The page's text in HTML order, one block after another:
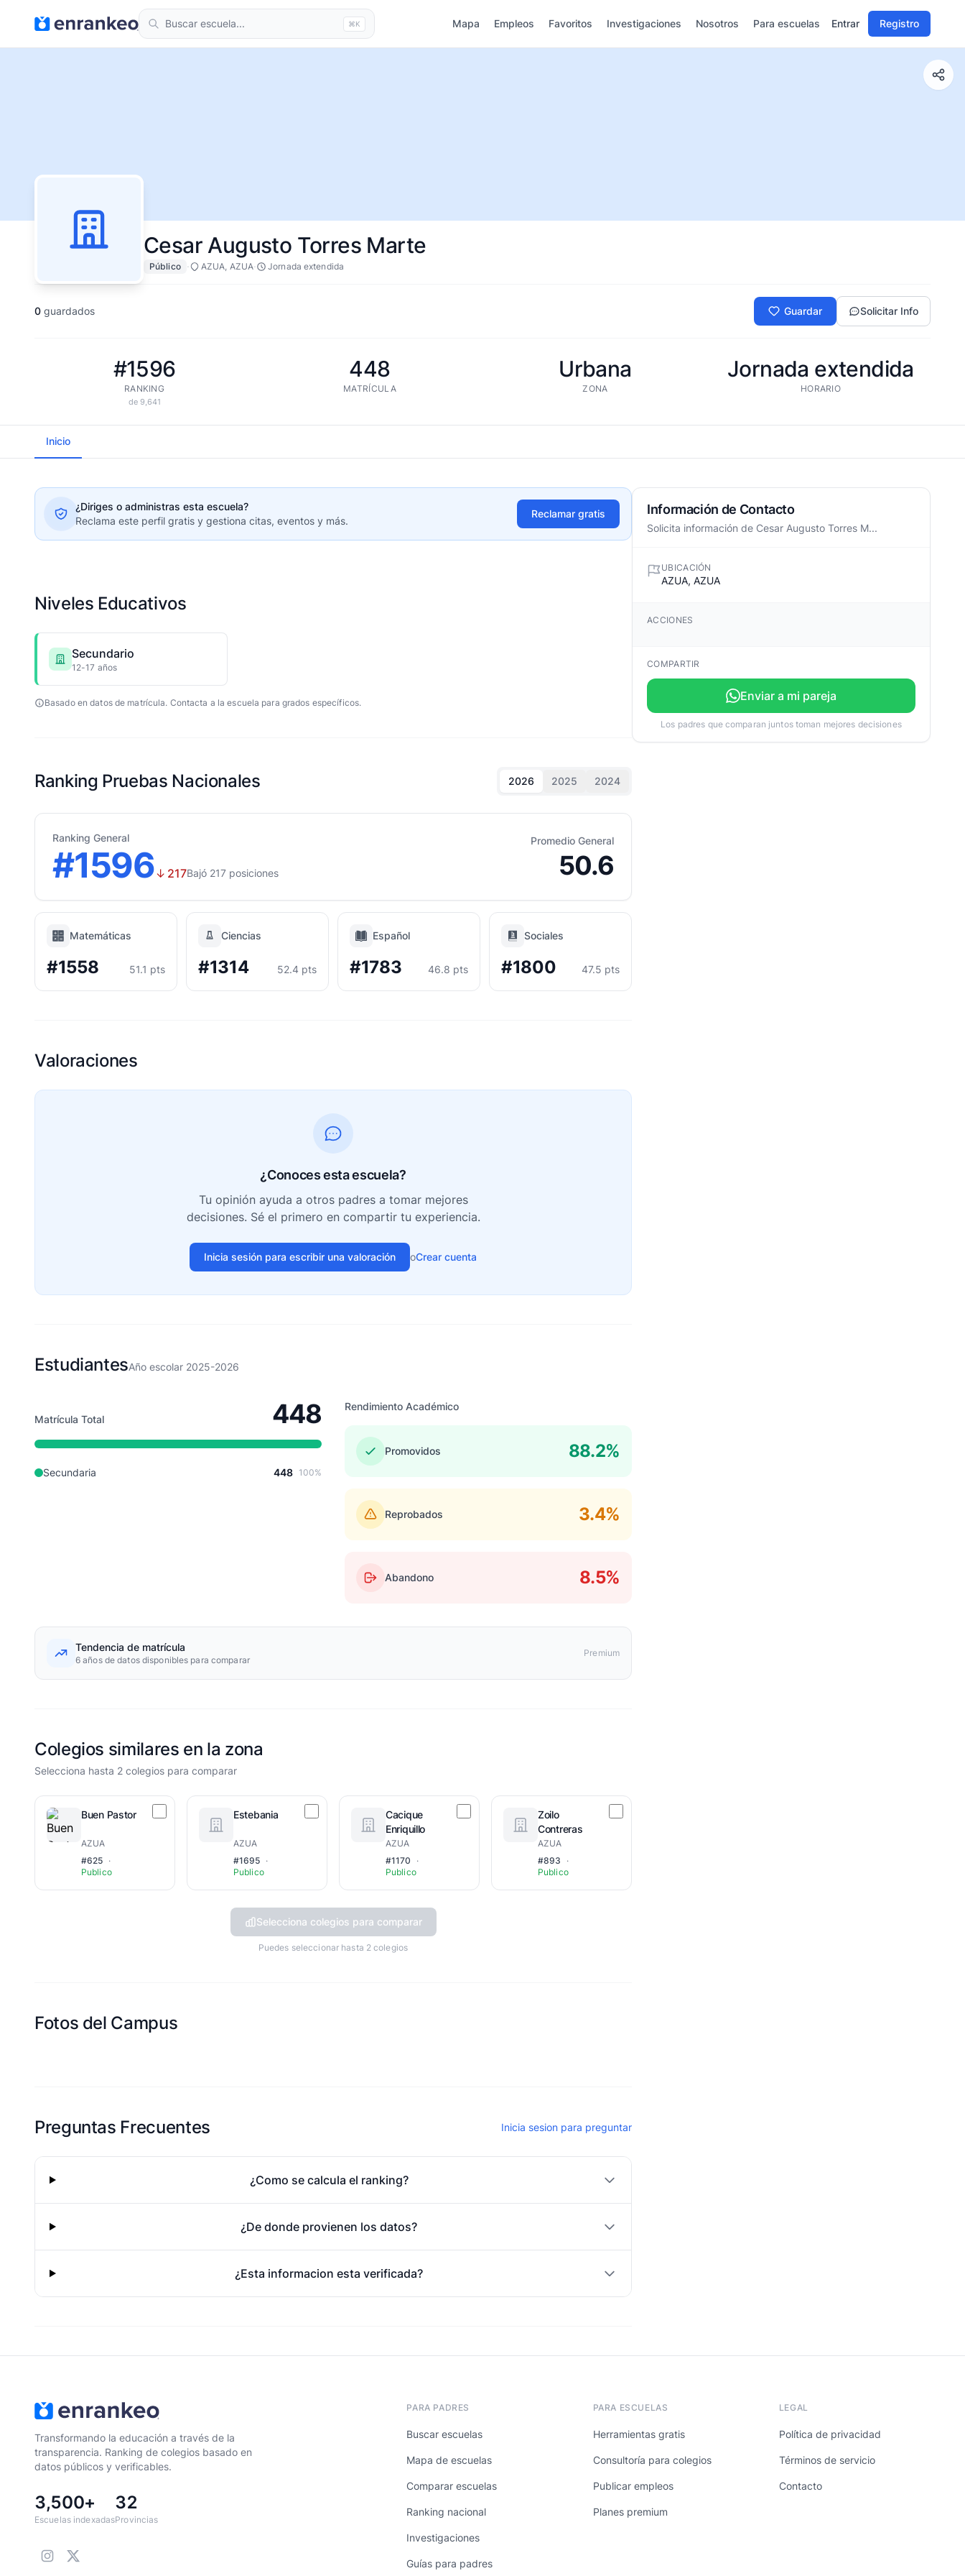
⌘K Mapa Empleos Favoritos Investigaciones Nosotros Para escuelas Entrar Registro
Cesar Augusto Torres Marte
Público · AZUA, AZUA· Jornada extendida
0 guardados Guardar Solicitar Info
#1596
RANKING
de 9,641
448
MATRÍCULA
Urbana
ZONA
Jornada extendida
HORARIO
Inicio
¿Diriges o administras esta escuela?
Reclama este perfil gratis y gestiona citas, eventos y más.
Reclamar gratis
Niveles Educativos
Secundario
12-17 años
Basado en datos de matrícula. Contacta a la escuela para grados específicos.
Ranking Pruebas Nacionales 2026 2025 2024
Ranking General
#1596↓ 217Bajó 217 posiciones
Promedio General
50.6
Matemáticas
#1558 51.1 pts
Ciencias
#1314 52.4 pts
Español
#1783 46.8 pts
Sociales
#1800 47.5 pts
Valoraciones
¿Conoces esta escuela?
Tu opinión ayuda a otros padres a tomar mejores
decisiones. Sé el primero en compartir tu experiencia.
Inicia sesión para escribir una valoración oCrear cuenta
EstudiantesAño escolar 2025-2026
Matrícula Total 448
Secundaria 448 100%
Rendimiento Académico
Promovidos 88.2%
Reprobados 3.4%
Abandono 8.5%
Tendencia de matrícula
6 años de datos disponibles para comparar
Premium
Colegios similares en la zona
Selecciona hasta 2 colegios para comparar
Buen Pastor
AZUA
#625 ·
Publico
Estebania
AZUA
#1695 ·
Publico
Cacique
Enriquillo
AZUA
#1170
·
Publico
Zoilo
Contreras
AZUA
#893
·
Publico
Selecciona colegios para comparar
Puedes seleccionar hasta 2 colegios
Fotos del Campus
Preguntas Frecuentes Inicia sesion para preguntar
¿Como se calcula el ranking?
¿De donde provienen los datos?
¿Esta informacion esta verificada?
Información de Contacto
Solicita información de Cesar Augusto Torres M...
UBICACIÓN
AZUA, AZUA
ACCIONES
COMPARTIR
Enviar a mi pareja
Los padres que comparan juntos toman mejores decisiones
Transformando la educación a través de la
transparencia. Ranking de colegios basado en
datos públicos y verificables.
3,500+
Escuelas indexadas
32
Provincias
PARA PADRES
Buscar escuelas
Mapa de escuelas
Comparar escuelas
Ranking nacional
Investigaciones
Guías para padres
PARA ESCUELAS
Herramientas gratis
Consultoría para colegios
Publicar empleos
Planes premium
LEGAL
Política de privacidad
Términos de servicio
Contacto